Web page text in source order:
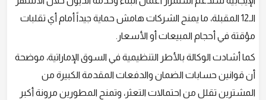
الـ12 المقبلة، ما يمنح الشركات هامش حماية جيداً أمام أي تقلبات
مؤقتة في أحجام المبيعات أو الأسعار.
كما أشادت الوكالة بالأطر التنظيمية في السوق الإماراتية، موضحة
أن قوانين حسابات الضمان والدفعات المقدمة الكبيرة من
المشترين تقلل من احتمالات التعثر، وتمنح المطورين مرونة أكبر